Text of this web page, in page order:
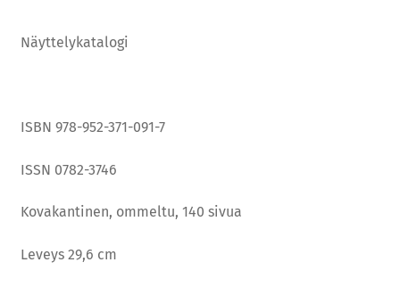
Näyttelykatalogi
ISBN 978-952-371-091-7
ISSN 0782-3746
Kovakantinen, ommeltu, 140 sivua
Leveys 29,6 cm